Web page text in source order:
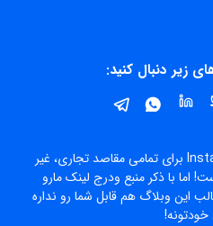
زیر دنبال کنید:
استفاده از مطالب وبلاگ Instachap برای تمامی مقاصد تجاری، غیر
اما با ذکر منبع ودرج لینک مارو
این وبلاگ هم قابل شما رو نداره
خودتونه!